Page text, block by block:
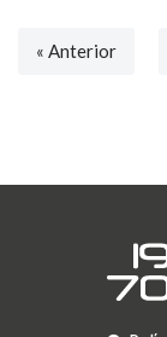
« Anterior